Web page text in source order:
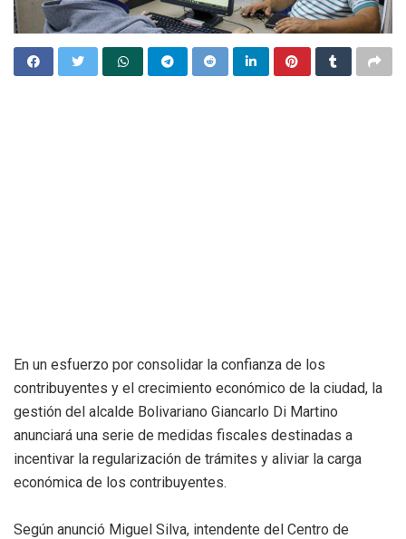
En un esfuerzo por consolidar la confianza de los
contribuyentes y el crecimiento económico de la ciudad, la
gestión del alcalde Bolivariano Giancarlo Di Martino
anunciará una serie de medidas fiscales destinadas a
incentivar la regularización de trámites y aliviar la carga
económica de los contribuyentes.
Según anunció Miguel Silva, intendente del Centro de